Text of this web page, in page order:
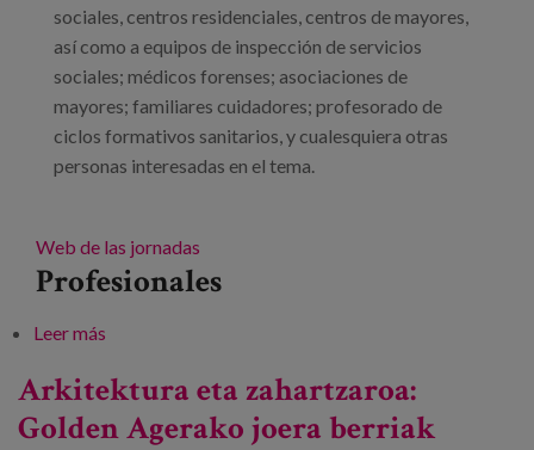
sociales, centros residenciales, centros de mayores,
así como a equipos de inspección de servicios
sociales; médicos forenses; asociaciones de
mayores; familiares cuidadores; profesorado de
ciclos formativos sanitarios, y cualesquiera otras
personas interesadas en el tema.
Web de las jornadas
Profesionales
Leer más
excelencia en el trato”
Arkitektura eta zahartzaroa:
Golden Agerako joera berriak